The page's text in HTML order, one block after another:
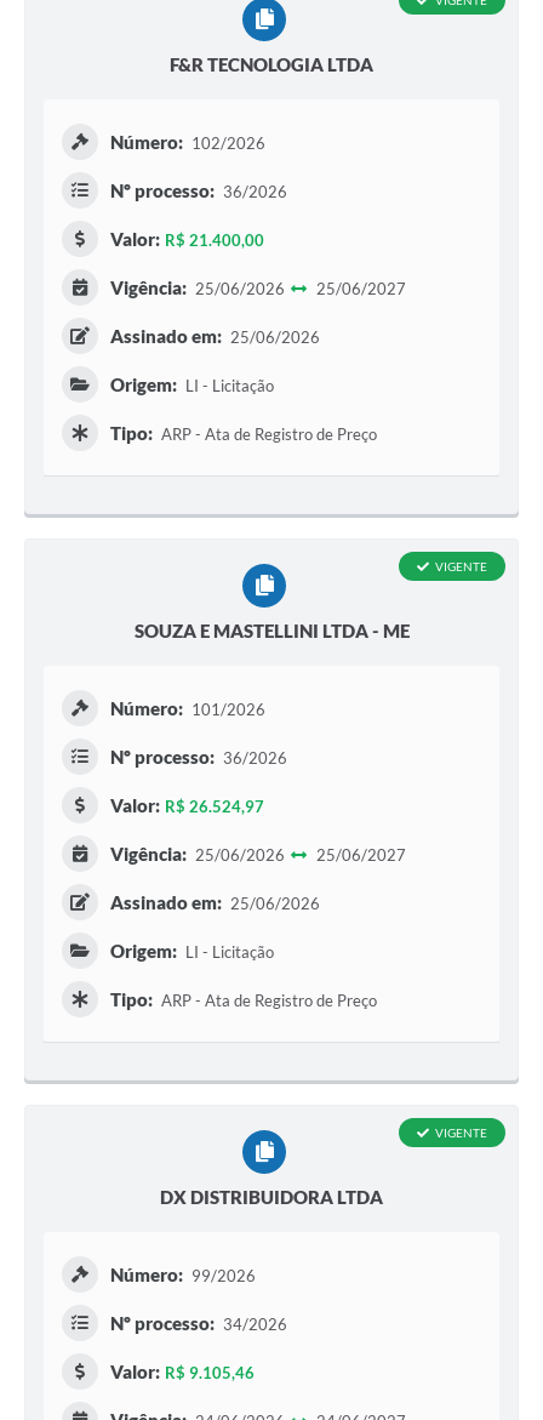
F&R TECNOLOGIA LTDA
Número: 102/2026
Nº processo: 36/2026
Valor: R$ 21.400,00
Vigência: 25/06/2026 25/06/2027
Assinado em: 25/06/2026
Origem: LI - Licitação
Tipo: ARP - Ata de Registro de Preço
SOUZA E MASTELLINI LTDA - ME
VIGENTE
Número: 101/2026
Nº processo: 36/2026
Valor: R$ 26.524,97
Vigência: 25/06/2026 25/06/2027
Assinado em: 25/06/2026
Origem: LI - Licitação
Tipo: ARP - Ata de Registro de Preço
DX DISTRIBUIDORA LTDA
VIGENTE
Número: 99/2026
Nº processo: 34/2026
Valor: R$ 9.105,46